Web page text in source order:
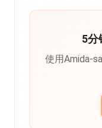
5分
使用Amida-